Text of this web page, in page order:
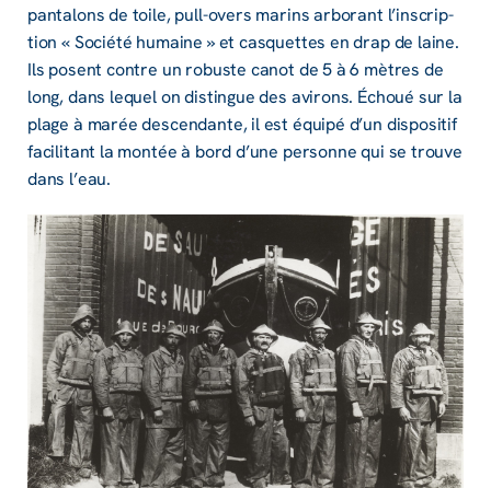
panta­lons de toile, pull-overs marins arbo­rant l’ins­crip­
tion « Société humaine » et casquettes en drap de laine.
Ils posent contre un robuste canot de 5 à 6 mètres de
long, dans lequel on distingue des avirons. Échoué sur la
plage à marée descen­dante, il est équipé d’un dispo­si­tif
faci­li­tant la montée à bord d’une personne qui se trouve
dans l’eau.